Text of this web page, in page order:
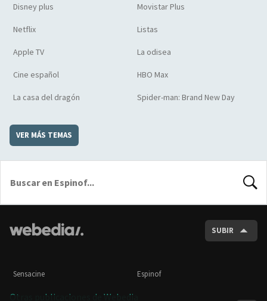
Disney plus Movistar Plus
Netflix Listas
Apple TV La odisea
Cine español HBO Max
La casa del dragón Spider-man: Brand New Day
VER MÁS TEMAS
SUBIR
Sensacine Espinof
Otras publicaciones de Webedia